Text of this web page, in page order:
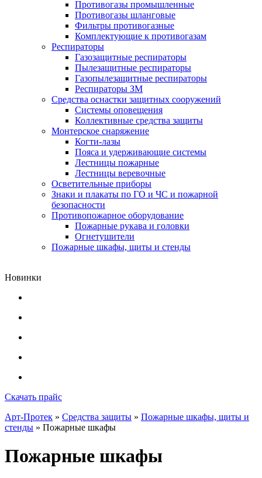
Противогазы промышленные
Противогазы шланговые
Фильтры противогазные
Комплектующие к противогазам
Респираторы
Газозащитные респираторы
Пылезащитные респираторы
Газопылезащитные респираторы
Респираторы ЗМ
Средства оснастки защитных сооружений
Системы оповещения
Коллективные средства защиты
Монтерское снаряжение
Когти-лазы
Пояса и удерживающие системы
Лестницы пожарные
Лестницы веревочные
Осветительные приборы
Знаки и плакаты по ГО и ЧС и пожарной
безопасности
Противопожарное оборудование
Пожарные рукава и головки
Огнетушители
Пожарные шкафы, щиты и стенды
Новинки
Скачать прайс
Арт-Протек » Средства защиты » Пожарные шкафы, щиты и
стенды » Пожарные шкафы
Пожарные шкафы